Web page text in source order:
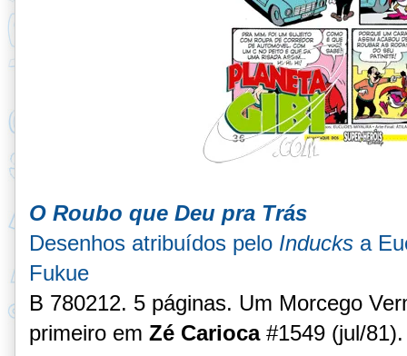
O Roubo que Deu pra Trás
Desenhos atribuídos pelo Inducks a
Fukue
B 780212. 5 páginas. Um Morcego
primeiro em Zé Carioca#1549 (jul/81).